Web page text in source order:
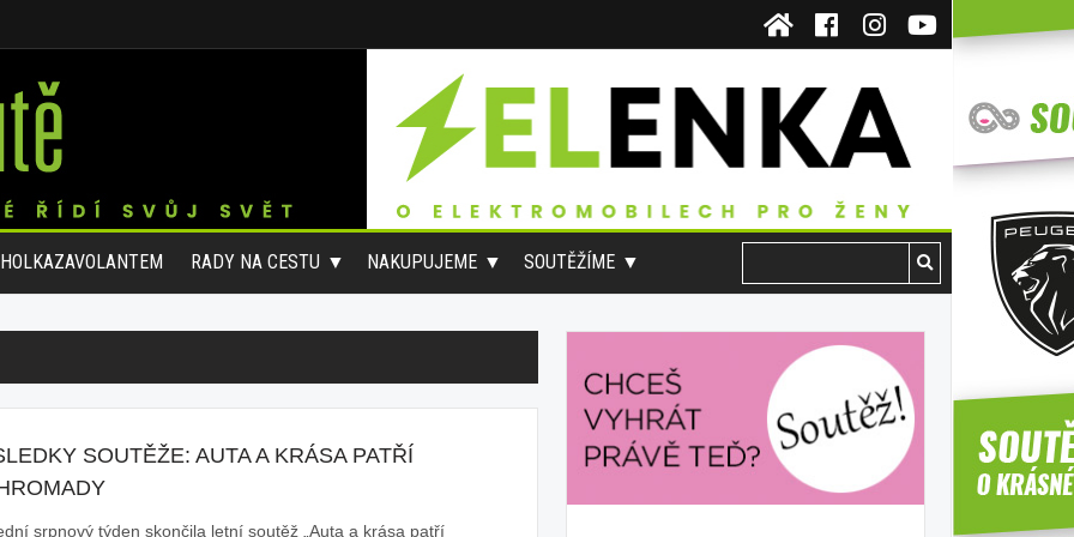
RADY NA CESTU NAKUPUJEME SOUTĚŽÍME
SOUTĚŽE: AUTA A KRÁSA PATŘÍ
srpnový týden skončila letní soutěž „Auta a krása patří